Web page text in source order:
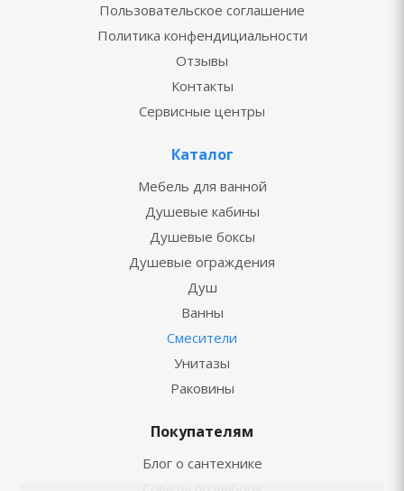
Пользовательское соглашение
Политика конфендициальности
Отзывы
Контакты
Сервисные центры
Каталог
Мебель для ванной
Душевые кабины
Душевые боксы
Душевые ограждения
Душ
Ванны
Смесители
Унитазы
Раковины
Покупателям
Блог о сантехнике